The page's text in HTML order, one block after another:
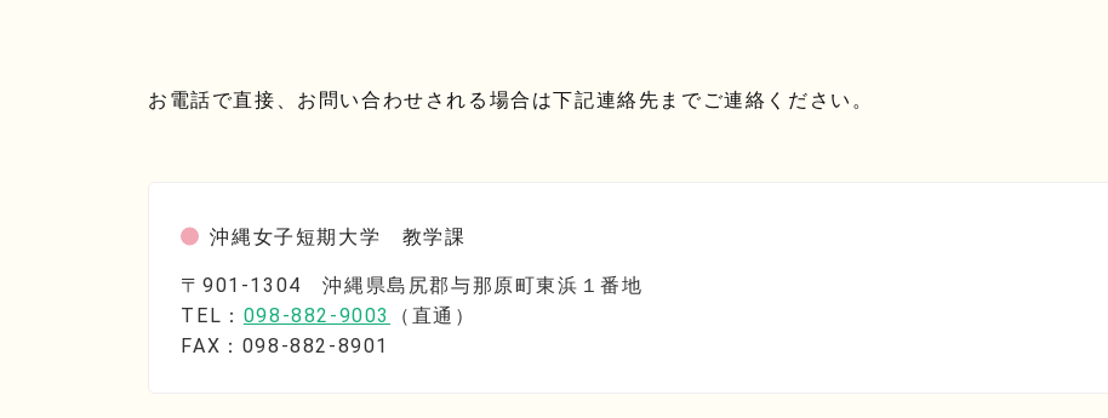
お電話で直接、お問い合わせされる場合は下記連絡先までご連絡ください。
沖縄女子短期大学 教学課
〒901-1304 沖縄県島尻郡与那原町東浜１番地
TEL： 098-882-9003
（直通）
FAX：098-882-8901